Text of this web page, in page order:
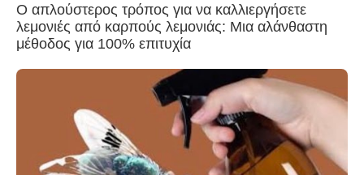
Ο απλούστερος τρόπος για να καλλιεργήσετε
λεμονιές από καρπούς λεμονιάς: Μια αλάνθαστη
μέθοδος για 100% επιτυχία